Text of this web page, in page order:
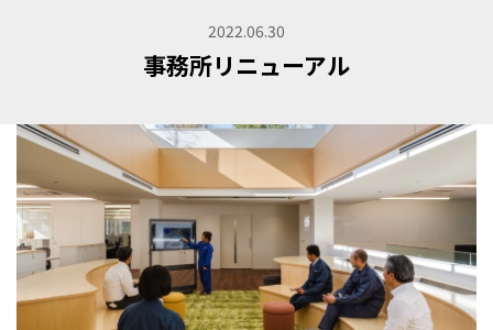
2022.06.30
事務所リニューアル